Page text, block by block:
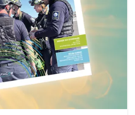
velger Sepura SC21
tar i bruk Nødnett
Nødnett i bruk på høyfjellet